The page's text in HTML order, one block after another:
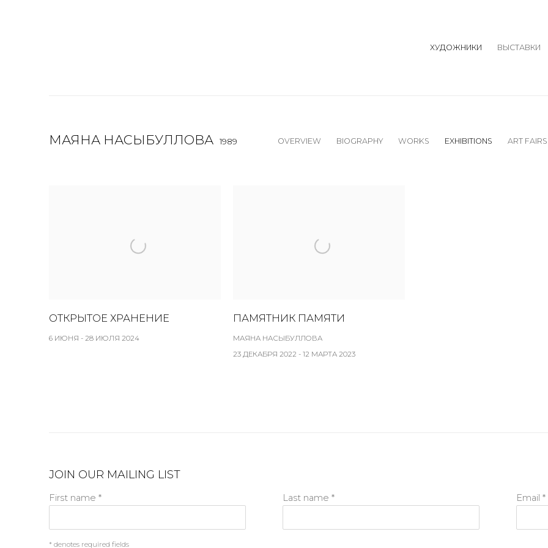
ХУДОЖНИКИ ВЫСТАВКИ
МАЯНА НАСЫБУЛЛОВА 1989 OVERVIEW BIOGRAPHY WORKS EXHIBITIONS ART FAIRS
ОТКРЫТОЕ ХРАНЕНИЕ
6 ИЮНЯ - 28 ИЮЛЯ 2024
ПАМЯТНИК ПАМЯТИ
МАЯНА НАСЫБУЛЛОВА
23 ДЕКАБРЯ 2022 - 12 МАРТА 2023
JOIN OUR MAILING LIST
First name * Last name * Email *
* denotes required fields